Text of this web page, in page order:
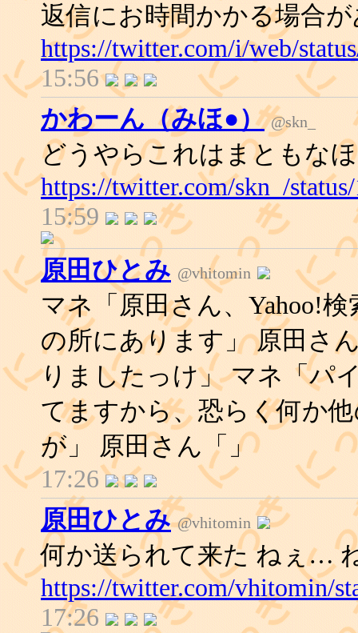
返信にお時間かかる場合
https://twitter.com/i/web/
15:56
かわーん（みほ●） @skn_
どうやらこれはまともな
https://twitter.com/skn_/
15:59
原田ひとみ @vhitomin
マネ「原田さん、Yahoo!
の所にあります」 原田さ
りましたっけ」 マネ「パ
てますから、恐らく何か
が」 原田さん「」
17:26
原田ひとみ @vhitomin
何か送られて来た ねぇ…
https://twitter.com/vhitomin/
17:26